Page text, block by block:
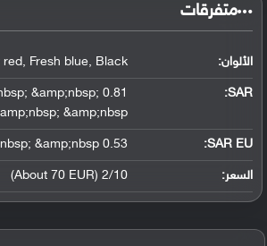
‏متفرقات‏
الألوان: red, Fresh blue, Black
SAR
:
&amp;nbsp;
&amp;nbsp;
SAR EU:
0.53 W/kg (head) &amp;nbsp; &amp;nbsp;
السعر: 2/10 (About 70 EUR)